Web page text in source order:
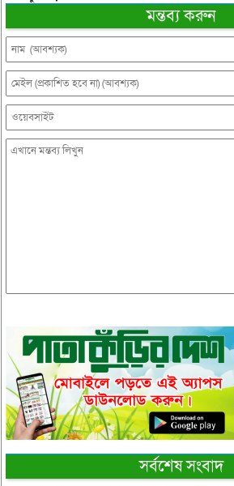
মন্তব্য করুন
সর্বশেষ সংবাদ